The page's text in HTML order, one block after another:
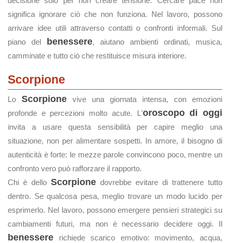
significa ignorare ciò che non funziona. Nel lavoro, possono
arrivare idee utili attraverso contatti o confronti informali. Sul
piano del
benessere, aiutano ambienti ordinati, musica,
camminate e tutto ciò che restituisce misura interiore.
Scorpione
Lo Scorpione vive una giornata intensa, con emozioni
profonde e percezioni molto acute. L'oroscopo di oggi
invita a usare questa sensibilità per capire meglio una
situazione, non per alimentare sospetti. In amore, il bisogno di
autenticità è forte: le mezze parole convincono poco, mentre un
confronto vero può rafforzare il rapporto.
Chi è dello Scorpione dovrebbe evitare di trattenere tutto
dentro. Se qualcosa pesa, meglio trovare un modo lucido per
esprimerlo. Nel lavoro, possono emergere pensieri strategici su
cambiamenti futuri, ma non è necessario decidere oggi. Il
benessere richiede scarico emotivo: movimento, acqua,